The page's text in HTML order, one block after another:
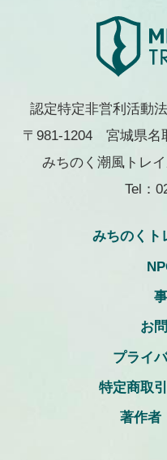
認定特定非営利活動
〒981-1204 宮城県名
みちのく潮風トレ
Tel：
みちのくト
お
プライ
特定商取
著作者